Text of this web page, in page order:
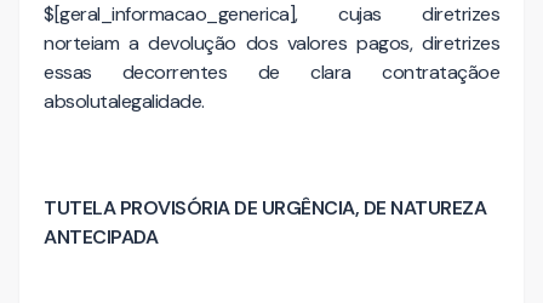
$[geral_informacao_generica], cujas diretrizes
norteiam a devolução dos valores pagos, diretrizes
essas decorrentes de clara contrataçãoe
absolutalegalidade.
TUTELA PROVISÓRIA DE URGÊNCIA, DE NATUREZA
ANTECIPADA